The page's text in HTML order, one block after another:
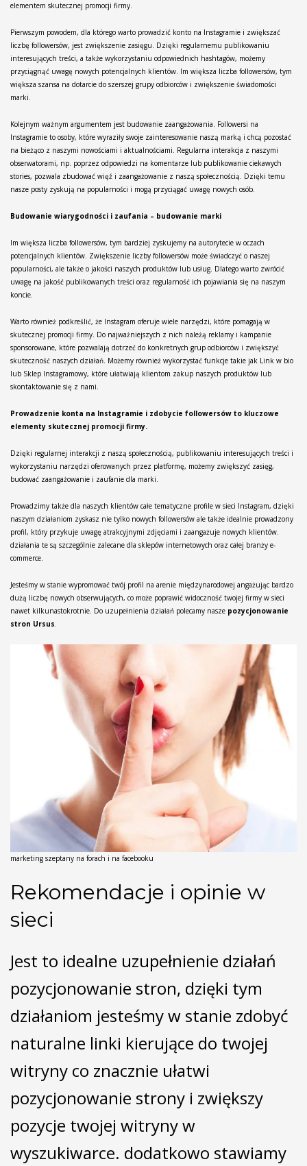
elementem skutecznej promocji firmy.
Pierwszym powodem, dla którego warto prowadzić konto na Instagramie i zwiększać
liczbę followersów, jest zwiększenie zasięgu. Dzięki regularnemu publikowaniu
interesujących treści, a także wykorzystaniu odpowiednich hashtagów, możemy
przyciągnąć uwagę nowych potencjalnych klientów. Im większa liczba followersów, tym
większa szansa na dotarcie do szerszej grupy odbiorców i zwiększenie świadomości
marki.
Kolejnym ważnym argumentem jest budowanie zaangażowania. Followersi na
Instagramie to osoby, które wyraziły swoje zainteresowanie naszą marką i chcą pozostać
na bieżąco z naszymi nowościami i aktualnościami. Regularna interakcja z naszymi
obserwatorami, np. poprzez odpowiedzi na komentarze lub publikowanie ciekawych
stories, pozwala zbudować więź i zaangażowanie z naszą społecznością. Dzięki temu
nasze posty zyskują na popularności i mogą przyciągać uwagę nowych osób.
Budowanie wiarygodności i zaufania – budowanie marki
Im większa liczba followersów, tym bardziej zyskujemy na autorytecie w oczach
potencjalnych klientów. Zwiększenie liczby followersów może świadczyć o naszej
popularności, ale także o jakości naszych produktów lub usług. Dlatego warto zwrócić
uwagę na jakość publikowanych treści oraz regularność ich pojawiania się na naszym
koncie.
Warto również podkreślić, że Instagram oferuje wiele narzędzi, które pomagają w
skutecznej promocji firmy. Do najważniejszych z nich należą reklamy i kampanie
sponsorowane, które pozwalają dotrzeć do konkretnych grup odbiorców i zwiększyć
skuteczność naszych działań. Możemy również wykorzystać funkcje takie jak Link w bio
lub Sklep Instagramowy, które ułatwiają klientom zakup naszych produktów lub
skontaktowanie się z nami.
Prowadzenie konta na Instagramie i zdobycie followersów to kluczowe
elementy skutecznej promocji firmy.
Dzięki regularnej interakcji z naszą społecznością, publikowaniu interesujących treści i
wykorzystaniu narzędzi oferowanych przez platformę, możemy zwiększyć zasięg,
budować zaangażowanie i zaufanie dla marki.
Prowadzimy także dla naszych klientów całe tematyczne profile w sieci Instagram, dzięki
naszym działaniom zyskasz nie tylko nowych followersów ale także idealnie prowadzony
profil, który przykuje uwagę atrakcyjnymi zdjęciami i zaangażuje nowych klientów.
działania te są szczególnie zalecane dla sklepów internetowych oraz całej branży e-
commerce.
Jesteśmy w stanie wypromować twój profil na arenie międzynarodowej angażując bardzo
dużą liczbę nowych obserwujących, co może poprawić widoczność twojej firmy w sieci
nawet kilkunastokrotnie. Do uzupełnienia działań polecamy nasze pozycjonowanie
stron Ursus.
marketing szeptany na forach i na facebooku
Rekomendacje i opinie w
sieci
Jest to idealne uzupełnienie działań
pozycjonowanie stron, dzięki tym
działaniom jesteśmy w stanie zdobyć
naturalne linki kierujące do twojej
witryny co znacznie ułatwi
pozycjonowanie strony i zwiększy
pozycje twojej witryny w
wyszukiwarce. dodatkowo stawiamy